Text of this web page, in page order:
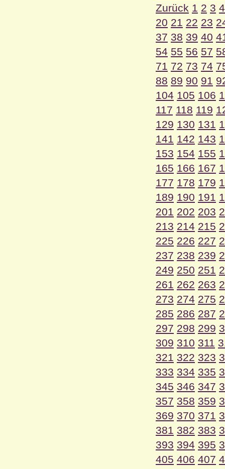
Zurück 1 2 3 4
20 21 22 23
37 38 39 40
54 55 56 57
71 72 73 74
88 89 90 91
104 105 106
117 118 119
129 130 131
141 142 143
153 154 155
165 166 167
177 178 179
189 190 191
201 202 203
213 214 215
225 226 227
237 238 239
249 250 251
261 262 263
273 274 275
285 286 287
297 298 299
309 310 311
321 322 323
333 334 335
345 346 347
357 358 359
369 370 371
381 382 383
393 394 395
405 406 407